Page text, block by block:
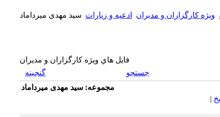
ويژه كارگزاران و مديران ادعیه و زیارات سید مهدی میرداماد
فايل هاي ويژه كارگزاران و مديران
گنجینه
جستجو
مجموعه: سید مهدی میرداماد
|